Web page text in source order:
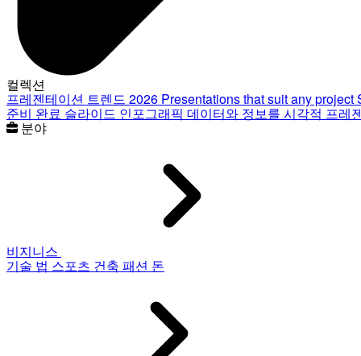
컬렉션
프레젠테이션 트렌드 2026 Presentations that suit any project
준비 완료 슬라이드 인포그래픽 데이터와 정보를 시각적 프레
분야
비지니스
기술 법 스포츠 건축 패션 돈